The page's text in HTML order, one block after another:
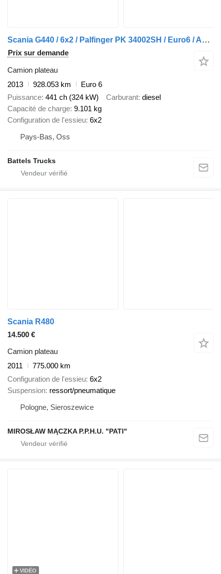
Scania G440 / 6x2 / Palfinger PK 34002SH / Euro6 / Automaat / Open Laad + remorque plateau
Prix sur demande
Camion plateau
2013
928.053 km
Euro 6
Puissance 441 ch (324 kW) Carburant diesel
Capacité de charge 9.101 kg
Configuration de l'essieu 6x2
Pays-Bas, Oss
Battels Trucks
Scania R480
14.500 €
Camion plateau
2011
775.000 km
Configuration de l'essieu 6x2
Suspension ressort/pneumatique
Pologne, Sieroszewice
MIROSŁAW MĄCZKA P.P.H.U. "PATI"
VIDÉO